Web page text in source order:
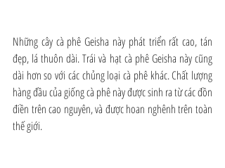
Những cây cà phê Geisha này phát triển rất cao, tán
đẹp, lá thuôn dài. Trái và hạt cà phê Geisha này cũng
dài hơn so với các chủng loại cà phê khác. Chất lượng
hàng đầu của giống cà phê này được sinh ra từ các đồn
điền trên cao nguyên, và được hoan nghênh trên toàn
thế giới.